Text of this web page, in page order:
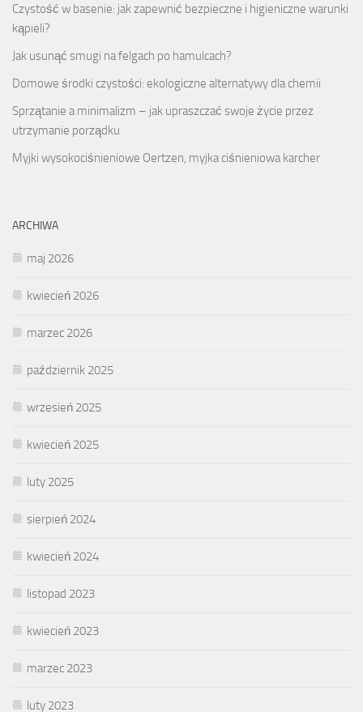
Czystość w basenie: jak zapewnić bezpieczne i higieniczne warunki
kąpieli?
Jak usunąć smugi na felgach po hamulcach?
Domowe środki czystości: ekologiczne alternatywy dla chemii
Sprzątanie a minimalizm – jak upraszczać swoje życie przez
utrzymanie porządku
Myjki wysokociśnieniowe Oertzen, myjka ciśnieniowa karcher
ARCHIWA
maj 2026
kwiecień 2026
marzec 2026
październik 2025
wrzesień 2025
kwiecień 2025
luty 2025
sierpień 2024
kwiecień 2024
listopad 2023
kwiecień 2023
marzec 2023
luty 2023